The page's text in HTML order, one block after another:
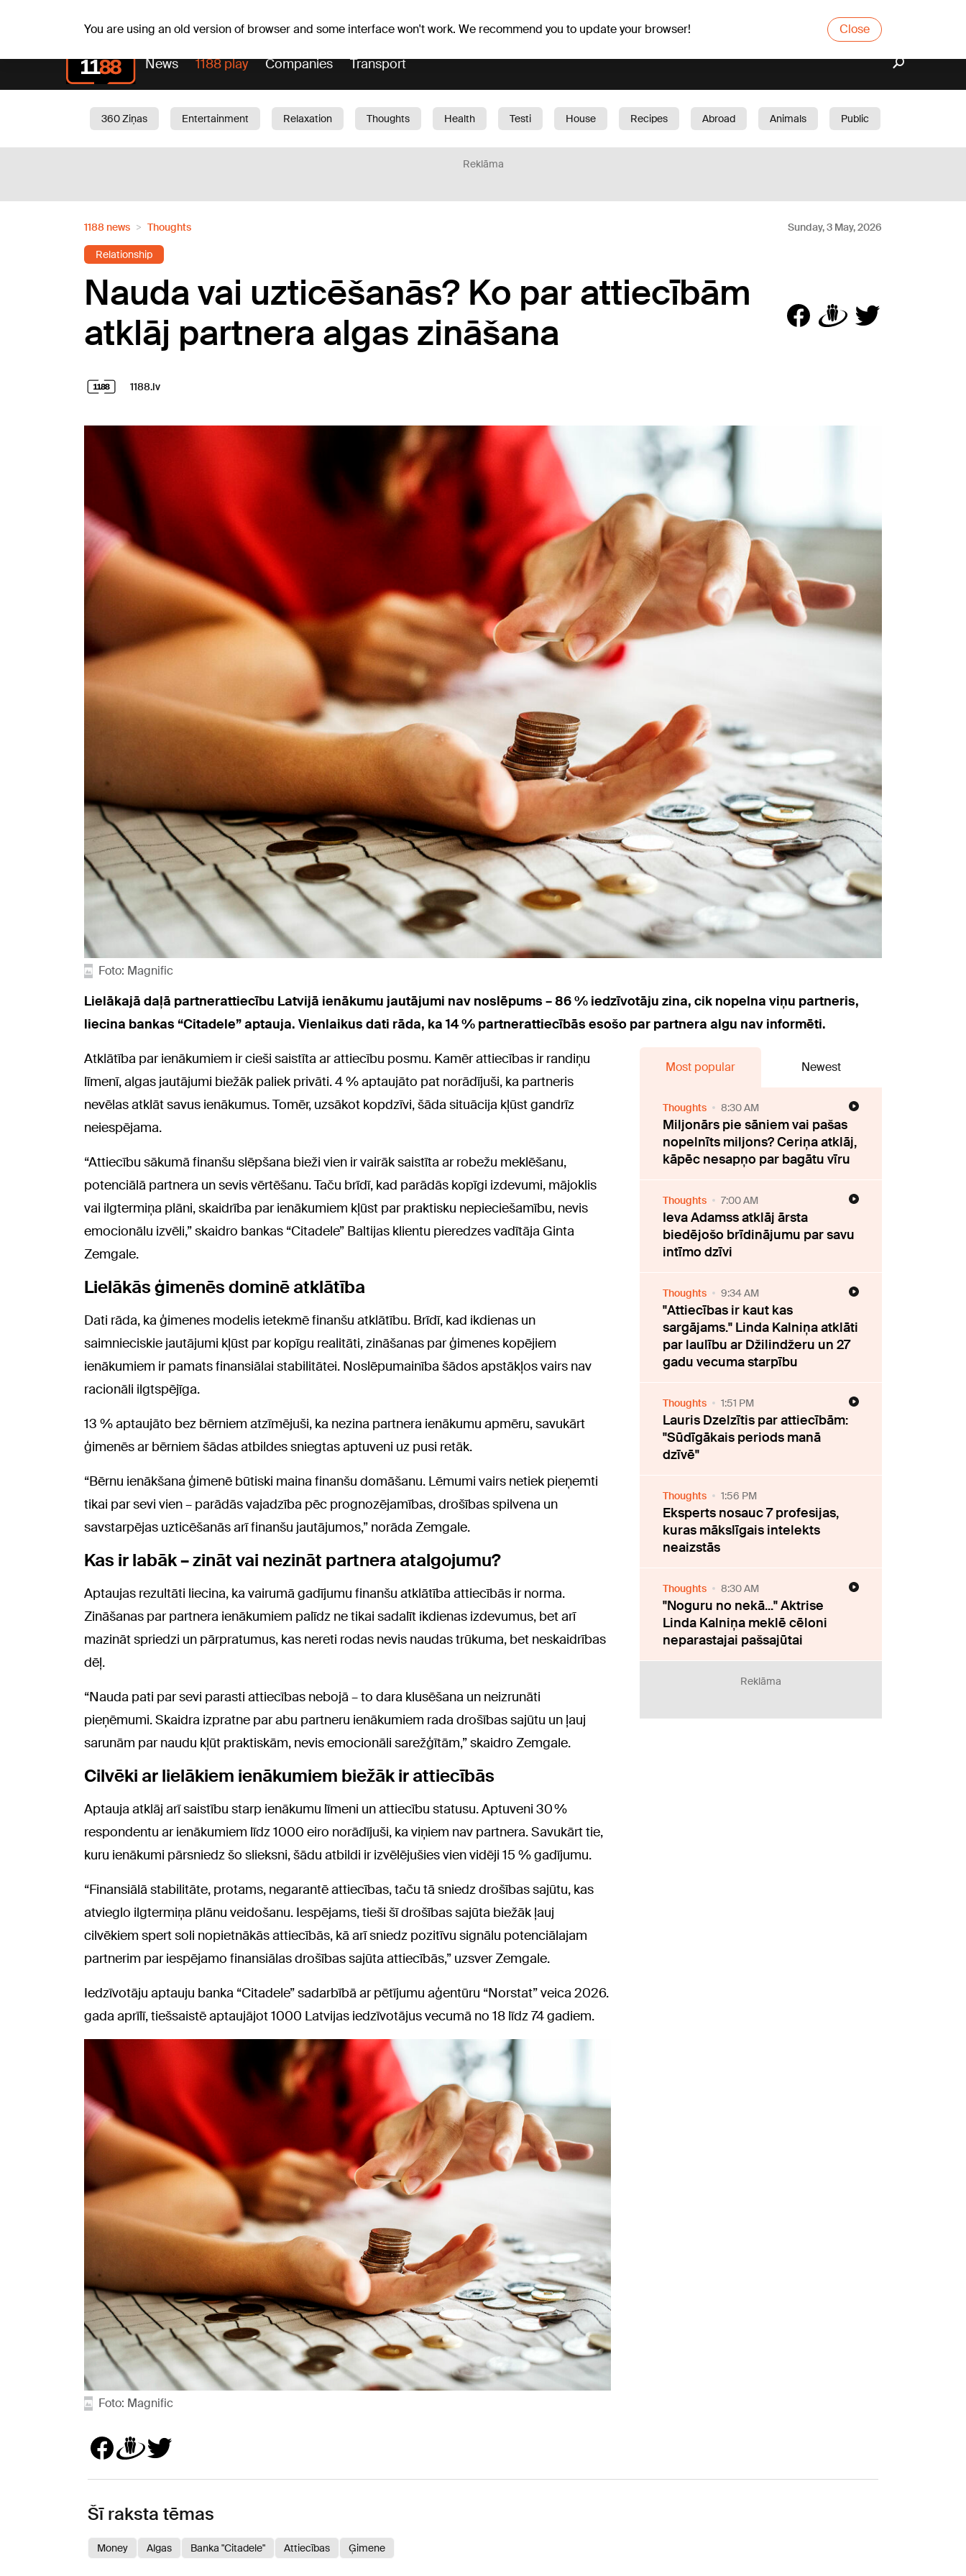
You are using an old version of browser and some interface won't work. We recommend you to update your browser! Close
News 1188 play Companies Transport
360 Ziņas Entertainment Relaxation Thoughts Health Testi House Recipes Abroad Animals
Public
Reklāma
1188 news Thoughts Sunday, 3 May, 2026
Relationship
Nauda vai uzticēšanās? Ko par attiecībām
atklāj partnera algas zināšana
1188.lv
Foto: Magnific
Lielākajā daļā partnerattiecību Latvijā ienākumu jautājumi nav noslēpums – 86 % iedzīvotāju zina, cik nopelna viņu partneris,
liecina bankas “Citadele” aptauja. Vienlaikus dati rāda, ka 14 % partnerattiecībās esošo par partnera algu nav informēti.
Atklātība par ienākumiem ir cieši saistīta ar attiecību posmu. Kamēr attiecības ir randiņu
līmenī, algas jautājumi biežāk paliek privāti. 4 % aptaujāto pat norādījuši, ka partneris
nevēlas atklāt savus ienākumus. Tomēr, uzsākot kopdzīvi, šāda situācija kļūst gandrīz
neiespējama.
“Attiecību sākumā finanšu slēpšana bieži vien ir vairāk saistīta ar robežu meklēšanu,
potenciālā partnera un sevis vērtēšanu. Taču brīdī, kad parādās kopīgi izdevumi, mājoklis
vai ilgtermiņa plāni, skaidrība par ienākumiem kļūst par praktisku nepieciešamību, nevis
emocionālu izvēli,” skaidro bankas “Citadele” Baltijas klientu pieredzes vadītāja Ginta
Zemgale.
Lielākās ģimenēs dominē atklātība
Dati rāda, ka ģimenes modelis ietekmē finanšu atklātību. Brīdī, kad ikdienas un
saimnieciskie jautājumi kļūst par kopīgu realitāti, zināšanas par ģimenes kopējiem
ienākumiem ir pamats finansiālai stabilitātei. Noslēpumainība šādos apstākļos vairs nav
racionāli ilgtspējīga.
13 % aptaujāto bez bērniem atzīmējuši, ka nezina partnera ienākumu apmēru, savukārt
ģimenēs ar bērniem šādas atbildes sniegtas aptuveni uz pusi retāk.
“Bērnu ienākšana ģimenē būtiski maina finanšu domāšanu. Lēmumi vairs netiek pieņemti
tikai par sevi vien – parādās vajadzība pēc prognozējamības, drošības spilvena un
savstarpējas uzticēšanās arī finanšu jautājumos,” norāda Zemgale.
Kas ir labāk – zināt vai nezināt partnera atalgojumu?
Aptaujas rezultāti liecina, ka vairumā gadījumu finanšu atklātība attiecībās ir norma.
Zināšanas par partnera ienākumiem palīdz ne tikai sadalīt ikdienas izdevumus, bet arī
mazināt spriedzi un pārpratumus, kas nereti rodas nevis naudas trūkuma, bet neskaidrības
dēļ.
“Nauda pati par sevi parasti attiecības nebojā – to dara klusēšana un neizrunāti
pieņēmumi. Skaidra izpratne par abu partneru ienākumiem rada drošības sajūtu un ļauj
sarunām par naudu kļūt praktiskām, nevis emocionāli sarežģītām,” skaidro Zemgale.
Cilvēki ar lielākiem ienākumiem biežāk ir attiecībās
Aptauja atklāj arī saistību starp ienākumu līmeni un attiecību statusu. Aptuveni 30 %
respondentu ar ienākumiem līdz 1000 eiro norādījuši, ka viņiem nav partnera. Savukārt tie,
kuru ienākumi pārsniedz šo slieksni, šādu atbildi ir izvēlējušies vien vidēji 15 % gadījumu.
“Finansiālā stabilitāte, protams, negarantē attiecības, taču tā sniedz drošības sajūtu, kas
atvieglo ilgtermiņa plānu veidošanu. Iespējams, tieši šī drošības sajūta biežāk ļauj
cilvēkiem spert soli nopietnākās attiecībās, kā arī sniedz pozitīvu signālu potenciālajam
partnerim par iespējamo finansiālas drošības sajūta attiecībās,” uzsver Zemgale.
Iedzīvotāju aptauju banka “Citadele” sadarbībā ar pētījumu aģentūru “Norstat” veica 2026.
gada aprīlī, tiešsaistē aptaujājot 1000 Latvijas iedzīvotājus vecumā no 18 līdz 74 gadiem.
Foto: Magnific
Most popular Newest
Thoughts 8:30 AM
Miljonārs pie sāniem vai pašas
nopelnīts miljons? Ceriņa atklāj,
kāpēc nesapņo par bagātu vīru
Thoughts 7:00 AM
Ieva Adamss atklāj ārsta
biedējošo brīdinājumu par savu
intīmo dzīvi
Thoughts 9:34 AM
"Attiecības ir kaut kas
sargājams." Linda Kalniņa atklāti
par laulību ar Džilindžeru un 27
gadu vecuma starpību
Thoughts 1:51 PM
Lauris Dzelzītis par attiecībām:
"Sūdīgākais periods manā
dzīvē"
Thoughts 1:56 PM
Eksperts nosauc 7 profesijas,
kuras mākslīgais intelekts
neaizstās
Thoughts 8:30 AM
"Noguru no nekā..." Aktrise
Linda Kalniņa meklē cēloni
neparastajai pašsajūtai
Reklāma
Šī raksta tēmas
Money Algas Banka "Citadele" Attiecības Ģimene